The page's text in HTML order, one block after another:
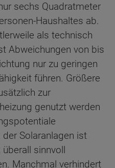
sechs Quadratmeter
Haushaltes ab.
als technisch
Abweichungen von bis
nur zu geringen
führen. Größere
zur
genutzt werden
Solaranlagen ist
sinnvoll
Manchmal verhindert